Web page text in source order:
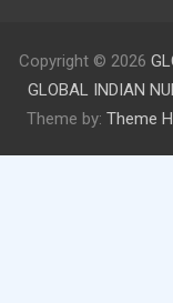
Copyright © 2026
GLOBAL INDIAN
Theme by: Theme